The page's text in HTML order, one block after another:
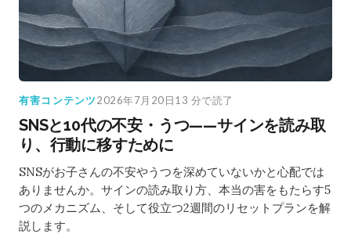
有害コンテンツ2026年7月20日13 分で読了
SNSと10代の不安・うつ——サインを読み取
り、行動に移すために
SNSがお子さんの不安やうつを深めていないかと心配では
ありませんか。サインの読み取り方、本当の害をもたらす5
つのメカニズム、そして役立つ2週間のリセットプランを解
説します。